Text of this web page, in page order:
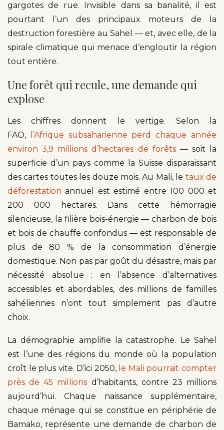
gargotes de rue. Invisible dans sa banalité, il est
pourtant l’un des principaux moteurs de la
destruction forestière au Sahel — et, avec elle, de la
spirale climatique qui menace d’engloutir la région
tout entière.
Une forêt qui recule, une demande qui
explose
Les chiffres donnent le vertige. Selon la
FAO,
l’Afrique subsaharienne perd chaque année
environ 3,9 millions d’hectares de forêts— soit la
superficie d’un pays comme la Suisse disparaissant
des cartes toutes les douze mois. Au Mali, le taux de
déforestation annuel est estimé entre 100 000 et
200 000 hectares. Dans cette hémorragie
silencieuse, la filière bois-énergie — charbon de bois
et bois de chauffe confondus — est responsable de
plus de 80 % de la consommation d’énergie
domestique. Non pas par goût du désastre, mais par
nécessité absolue : en l’absence d’alternatives
accessibles et abordables, des millions de familles
sahéliennes n’ont tout simplement pas d’autre
choix.
La démographie amplifie la catastrophe. Le Sahel
est l’une des régions du monde où la population
croît le plus vite. D’ici 2050, le Mali pourrait compter
près de 45 millions d’habitants, contre 23 millions
aujourd’hui. Chaque naissance supplémentaire,
chaque ménage qui se constitue en périphérie de
Bamako, représente une demande de charbon de